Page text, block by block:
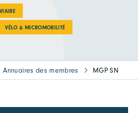
VÉLO & MICROMOBILITÉ
Annuaires des membres MGP SN